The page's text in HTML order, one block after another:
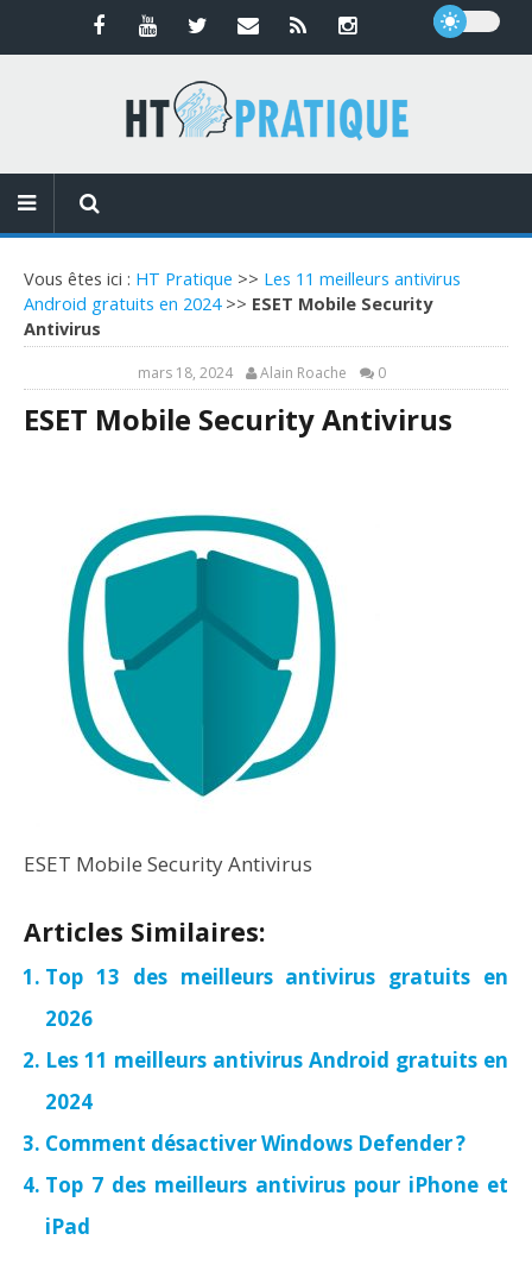
Vous êtes ici : HT Pratique >> Les 11 meilleurs antivirus
Android gratuits en 2024>> ESET Mobile Security
Antivirus
mars 18, 2024 Alain Roache 0
ESET Mobile Security Antivirus
ESET Mobile Security Antivirus
Articles Similaires:
Top 13 des meilleurs antivirus gratuits en
2026
Les 11 meilleurs antivirus Android gratuits en
2024
Comment désactiver Windows Defender ?
Top 7 des meilleurs antivirus pour iPhone et
iPad